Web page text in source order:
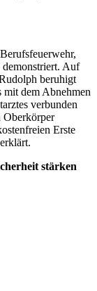
Auf
beruhigt
mit dem Abnehmen
verbunden
Oberkörper
Erste
stärken